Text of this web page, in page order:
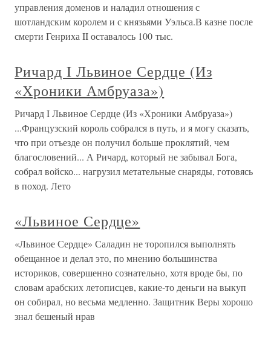
управления доменов и наладил отношения с
шотландским королем и с князьями Уэльса.В казне после
смерти Генриха II оставалось 100 тыс.
Ричард I Львиное Сердце (Из
«Хроники Амбруаза»)
Ричард I Львиное Сердце (Из «Хроники Амбруаза»)
...Французский король собрался в путь, и я могу сказать,
что при отъезде он получил больше проклятий, чем
благословений... А Ричард, который не забывал Бога,
собрал войско... нагрузил метательные снаряды, готовясь
в поход. Лето
«Львиное Сердце»
«Львиное Сердце» Саладин не торопился выполнять
обещанное и делал это, по мнению большинства
историков, совершенно сознательно, хотя вроде бы, по
словам арабских летописцев, какие-то деньги на выкуп
он собирал, но весьма медленно. Защитник Веры хорошо
знал бешеный нрав